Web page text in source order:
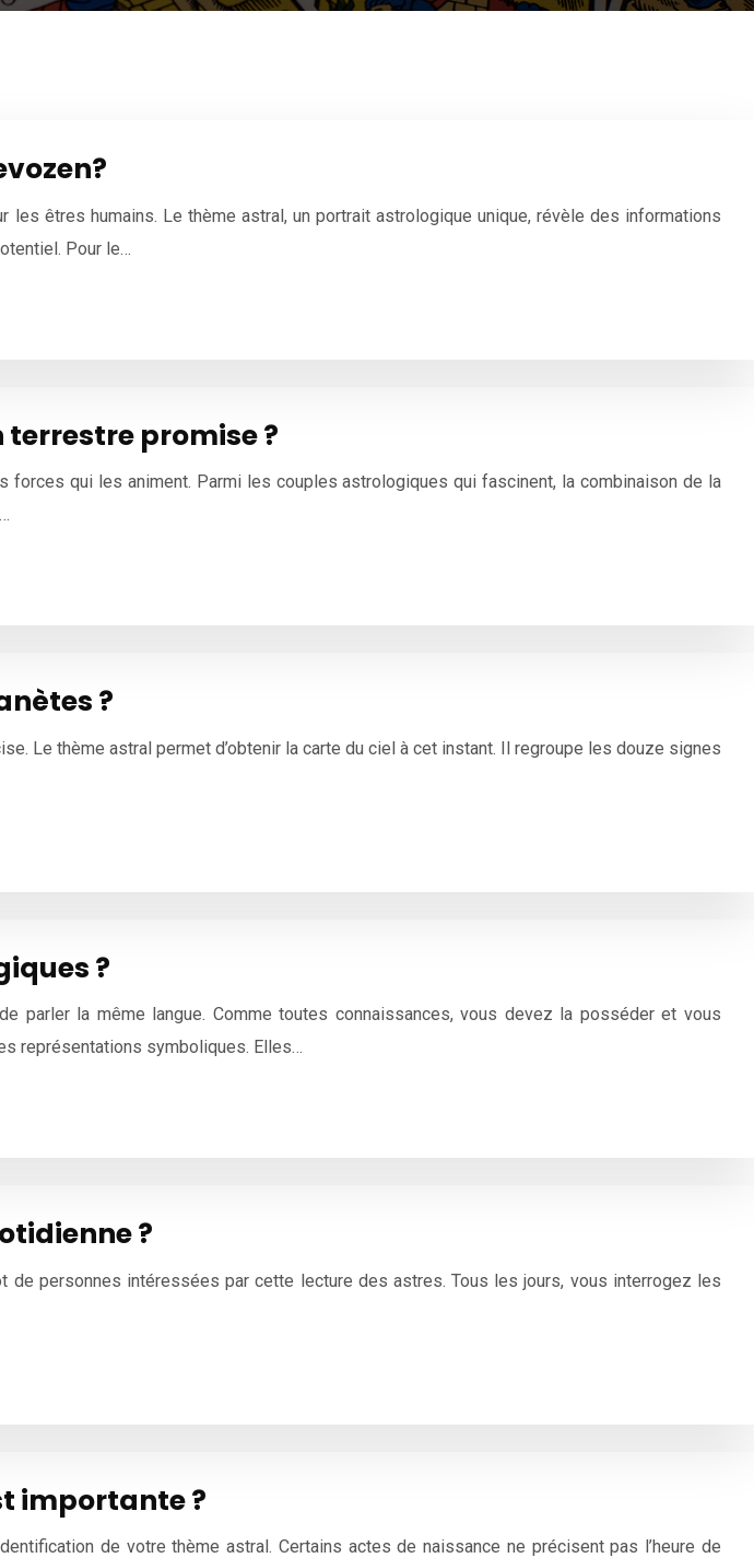
êtres humains. Le thème astral, un portrait astrologique unique, révèle des informations
Pour le…
promise ?
qui les animent. Parmi les couples astrologiques qui fascinent, la combinaison de la
?
Le thème astral permet d’obtenir la carte du ciel à cet instant. Il regroupe les douze signes
?
parler la même langue. Comme toutes connaissances, vous devez la posséder et vous
représentations symboliques. Elles…
?
de personnes intéressées par cette lecture des astres. Tous les jours, vous interrogez les
importante ?
de votre thème astral. Certains actes de naissance ne précisent pas l’heure de